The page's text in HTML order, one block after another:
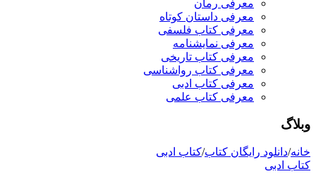
معرفی رمان
معرفی داستان کوتاه
معرفی کتاب فلسفی
معرفی نمایشنامه
معرفی کتاب تاریخی
معرفی کتاب رواشناسی
معرفی کتاب ادبی
معرفی کتاب علمی
وبلاگ
خانه/دانلود رایگان کتاب/کتاب ادبی
کتاب ادبی